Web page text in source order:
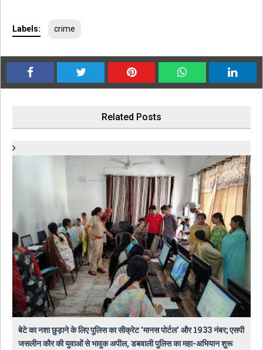
Labels: crime
Related Posts
बेटे का नशा छुड़ाने के लिए पुलिस का सीक्रेट 'मानस पोर्टल' और 1933 नंबर; एसपी
जसलीन कौर की युवाओं से भावुक अपील, डबवाली पुलिस का महा-अभियान शुरू